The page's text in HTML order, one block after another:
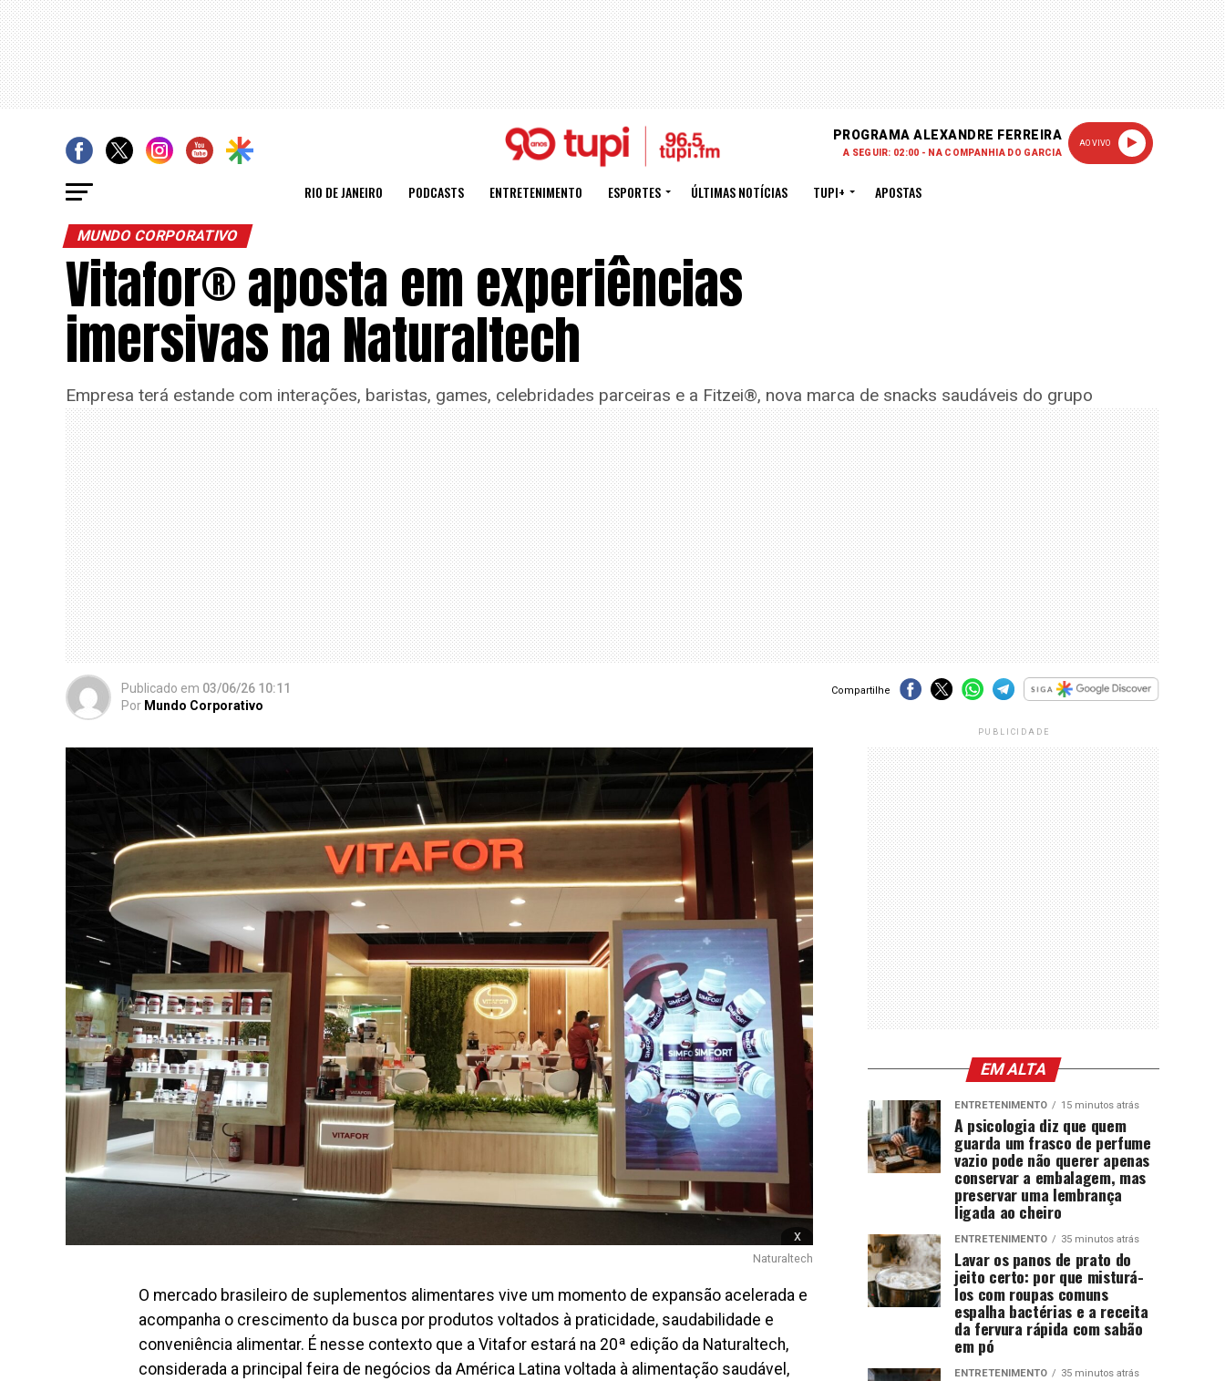
PROGRAMA ALEXANDRE FERREIRA
A SEGUIR: 02:00 - NA COMPANHIA DO GARCIA
AO VIVO
RIO DE JANEIRO PODCASTS ENTRETENIMENTO ESPORTES ÚLTIMAS NOTÍCIAS TUPI+ APOSTAS
MUNDO CORPORATIVO
Vitafor® aposta em experiências
imersivas na Naturaltech
Empresa terá estande com interações, baristas, games, celebridades parceiras e a Fitzei®, nova marca de snacks saudáveis do grupo
Publicado em 03/06/26 10:11
Por Mundo Corporativo
Compartilhe
x
Naturaltech
O mercado brasileiro de suplementos alimentares vive um momento de expansão acelerada e
acompanha o crescimento da busca por produtos voltados à praticidade, saudabilidade e
conveniência alimentar. É nesse contexto que a Vitafor estará na 20ª edição da Naturaltech,
considerada a principal feira de negócios da América Latina voltada à alimentação saudável,
PUBLICIDADE
EM ALTA
ENTRETENIMENTO 15 minutos atrás
A psicologia diz que quem
guarda um frasco de perfume
vazio pode não querer apenas
conservar a embalagem, mas
preservar uma lembrança
ligada ao cheiro
ENTRETENIMENTO 35 minutos atrás
Lavar os panos de prato do
jeito certo: por que misturá-
los com roupas comuns
espalha bactérias e a receita
da fervura rápida com sabão
em pó
ENTRETENIMENTO 35 minutos atrás